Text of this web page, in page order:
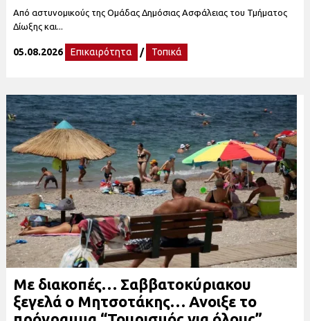
Από αστυνομικούς της Ομάδας Δημόσιας Ασφάλειας του Τμήματος
Δίωξης και...
05.08.2026 Επικαιρότητα / Τοπικά
Με διακοπές… Σαββατοκύριακου
ξεγελά ο Μητσοτάκης… Ανοιξε το